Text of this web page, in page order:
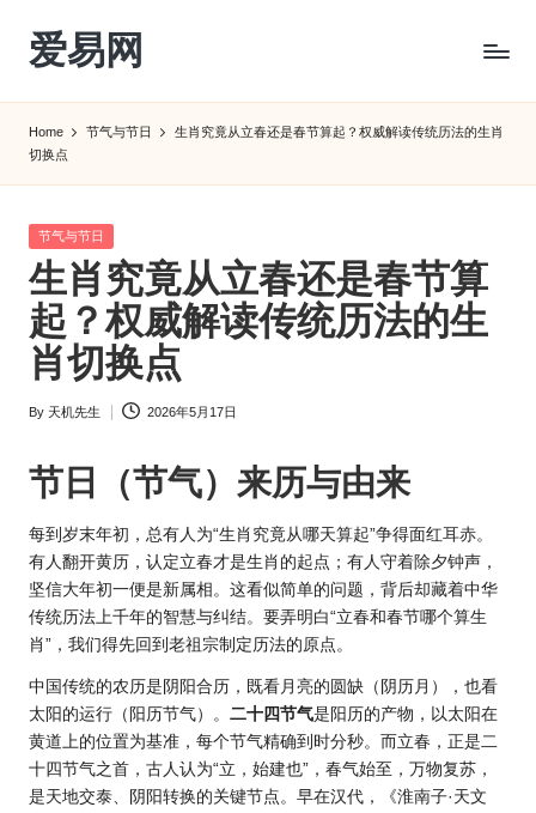
Skip
content
爱易网
阳
农
历
阴
历
查
询
Home 节气与节日
生肖究竟从立春还是春节算起？权威解读传统历法的生肖
切换点
Posted
节气与节日
生肖究竟从立春还是春节算
起？权威解读传统历法的生
肖切换点
Posted
By 天机先生 2026年5月17日
节日（节气）来历与由来
每到岁末年初，总有人为“生肖 究竟从哪天算起”争得面红耳赤。
有人翻开黄历 ，认定立春才是生肖的起点；有人守着除夕钟声，
坚信大年初一便是新属相。这看似简单的问题，背后却藏着中华
传统历法上千年的智慧与纠结。要弄明白“立春和春节哪个算生
肖”，我们得先回到老祖宗制定历法的原点。
中国传统的农历是阴阳合历，既看月亮的圆缺（阴历月），也看
太阳的运行（阳历节气）。 二十四节气是阳历的产物，以太阳在
黄道上的位置为基准，每个节气精确到时分秒。而立春，正是二
十四节气之首，古人认为“立，始建也”，春气始至，万物复苏，
是天地交泰、阴阳转换的关键节点。早在汉代，《淮南子·天文